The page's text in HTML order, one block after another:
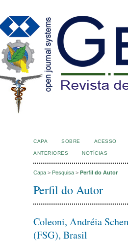
CAPA SOBRE ACESSO
ANTERIORES NOTÍCIAS
Capa > Pesquisa > Perfil do Autor
Perfil do Autor
Coleoni, Andréia
(FSG), Brasil